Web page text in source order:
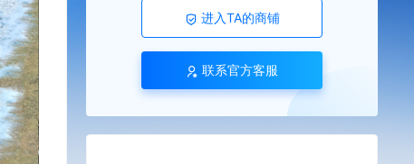
进入TA的商铺
联系官方客服